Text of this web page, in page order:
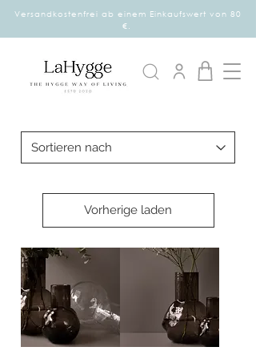
Versandkostenfrei ab einem Einkaufswert von 80
€.
Vorherige laden